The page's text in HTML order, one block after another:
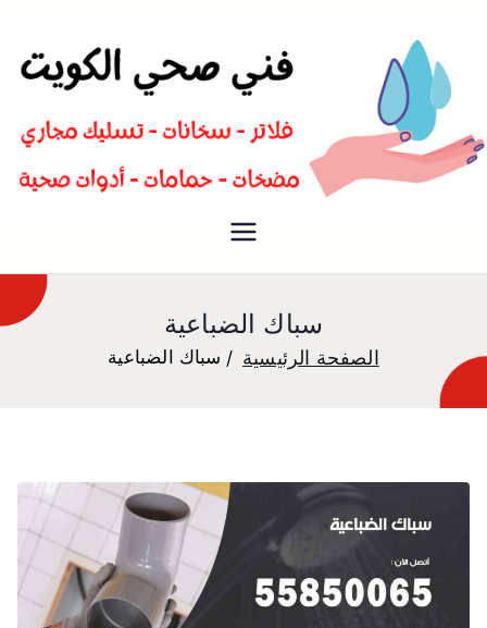
سباك صحي تسليك مجاري افضل
سباك الضباعية
الصفحة الرئيسية سباك الضباعية